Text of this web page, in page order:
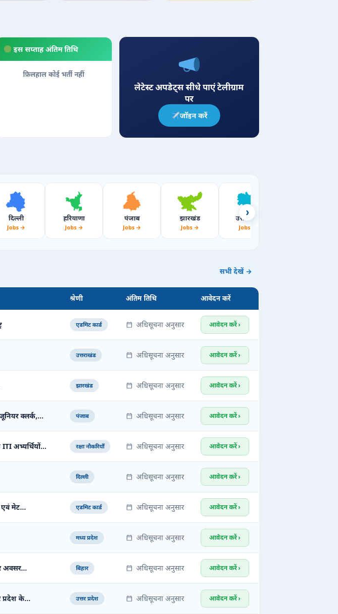
इस सप्ताह अंतिम तिथि
फ़िलहाल कोई भर्ती नहीं
लेटेस्ट अपडेट्स सीधे पाएं टेलीग्राम
पर
जॉइन करें
दिल्ली
Jobs →
हरियाणा
Jobs →
पंजाब
Jobs →
झारखंड
Jobs →
उत्तराखंड
Jobs →
›
सभी देखें →
श्रेणी अंतिम तिथि आवेदन करें
एडमिट कार्ड अधिसूचना अनुसार आवेदन करें ›
उत्तराखंड अधिसूचना अनुसार आवेदन करें ›
झारखंड अधिसूचना अनुसार आवेदन करें ›
क्लर्क,… पंजाब अधिसूचना अनुसार आवेदन करें ›
अभ्यर्थियों… रक्षा नौकरियाँ अधिसूचना अनुसार आवेदन करें ›
दिल्ली अधिसूचना अनुसार आवेदन करें ›
एवं मेट… एडमिट कार्ड अधिसूचना अनुसार आवेदन करें ›
मध्य प्रदेश अधिसूचना अनुसार आवेदन करें ›
अवसर… बिहार अधिसूचना अनुसार आवेदन करें ›
प्रदेश के… उत्तर प्रदेश अधिसूचना अनुसार आवेदन करें ›